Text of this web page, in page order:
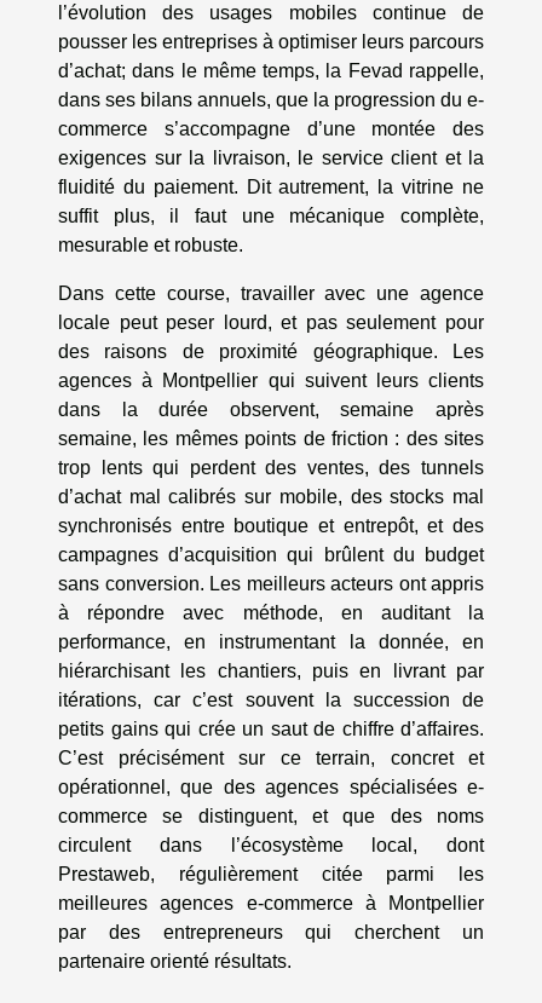
l’évolution des usages mobiles continue de
pousser les entreprises à optimiser leurs parcours
d’achat; dans le même temps, la Fevad rappelle,
dans ses bilans annuels, que la progression du e-
commerce s’accompagne d’une montée des
exigences sur la livraison, le service client et la
fluidité du paiement. Dit autrement, la vitrine ne
suffit plus, il faut une mécanique complète,
mesurable et robuste.
Dans cette course, travailler avec une agence
locale peut peser lourd, et pas seulement pour
des raisons de proximité géographique. Les
agences à Montpellier qui suivent leurs clients
dans la durée observent, semaine après
semaine, les mêmes points de friction : des sites
trop lents qui perdent des ventes, des tunnels
d’achat mal calibrés sur mobile, des stocks mal
synchronisés entre boutique et entrepôt, et des
campagnes d’acquisition qui brûlent du budget
sans conversion. Les meilleurs acteurs ont appris
à répondre avec méthode, en auditant la
performance, en instrumentant la donnée, en
hiérarchisant les chantiers, puis en livrant par
itérations, car c’est souvent la succession de
petits gains qui crée un saut de chiffre d’affaires.
C’est précisément sur ce terrain, concret et
opérationnel, que des agences spécialisées e-
commerce se distinguent, et que des noms
circulent dans l’écosystème local, dont
Prestaweb, régulièrement citée parmi les
meilleures agences e-commerce à Montpellier
par des entrepreneurs qui cherchent un
partenaire orienté résultats.